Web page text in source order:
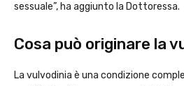
sessuale”, ha aggiunto la Dottoressa.
Cosa può originare la
La vulvodinia è una condizione